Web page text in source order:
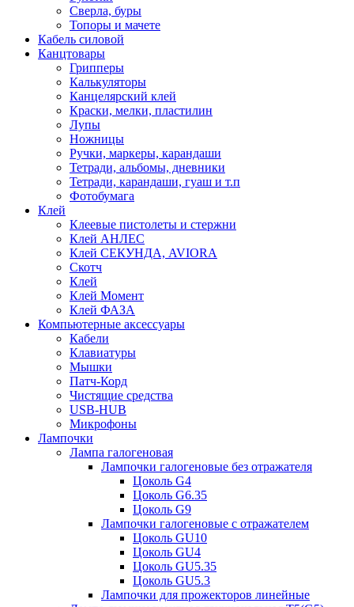
Сверла, буры
Топоры и мачете
Кабель силовой
Канцтовары
Грипперы
Калькуляторы
Канцелярский клей
Краски, мелки, пластилин
Лупы
Ножницы
Ручки, маркеры, карандаши
Тетради, альбомы, дневники
Тетради, карандаши, гуаш и т.п
Фотобумага
Клей
Клеевые пистолеты и стержни
Клей АНЛЕС
Клей СЕКУНДА, AVIORA
Скотч
Клей
Клей Момент
Клей ФАЗА
Компьютерные аксессуары
Кабели
Клавиатуры
Мышки
Патч-Корд
Чистящие средства
USB-HUB
Микрофоны
Лампочки
Лампа галогеновая
Лампочки галогеновые без отражателя
Цоколь G4
Цоколь G6.35
Цоколь G9
Лампочки галогеновые с отражателем
Цоколь GU10
Цоколь GU4
Цоколь GU5.35
Цоколь GU5.3
Лампочки для прожекторов линейные